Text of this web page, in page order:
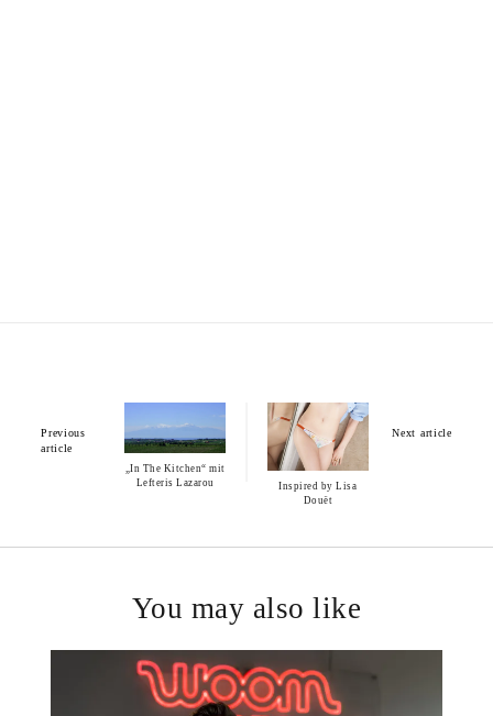
Previous
article
„In The Kitchen“ mit
Lefteris Lazarou
Next article
Inspired by Lisa
Douët
You may also like